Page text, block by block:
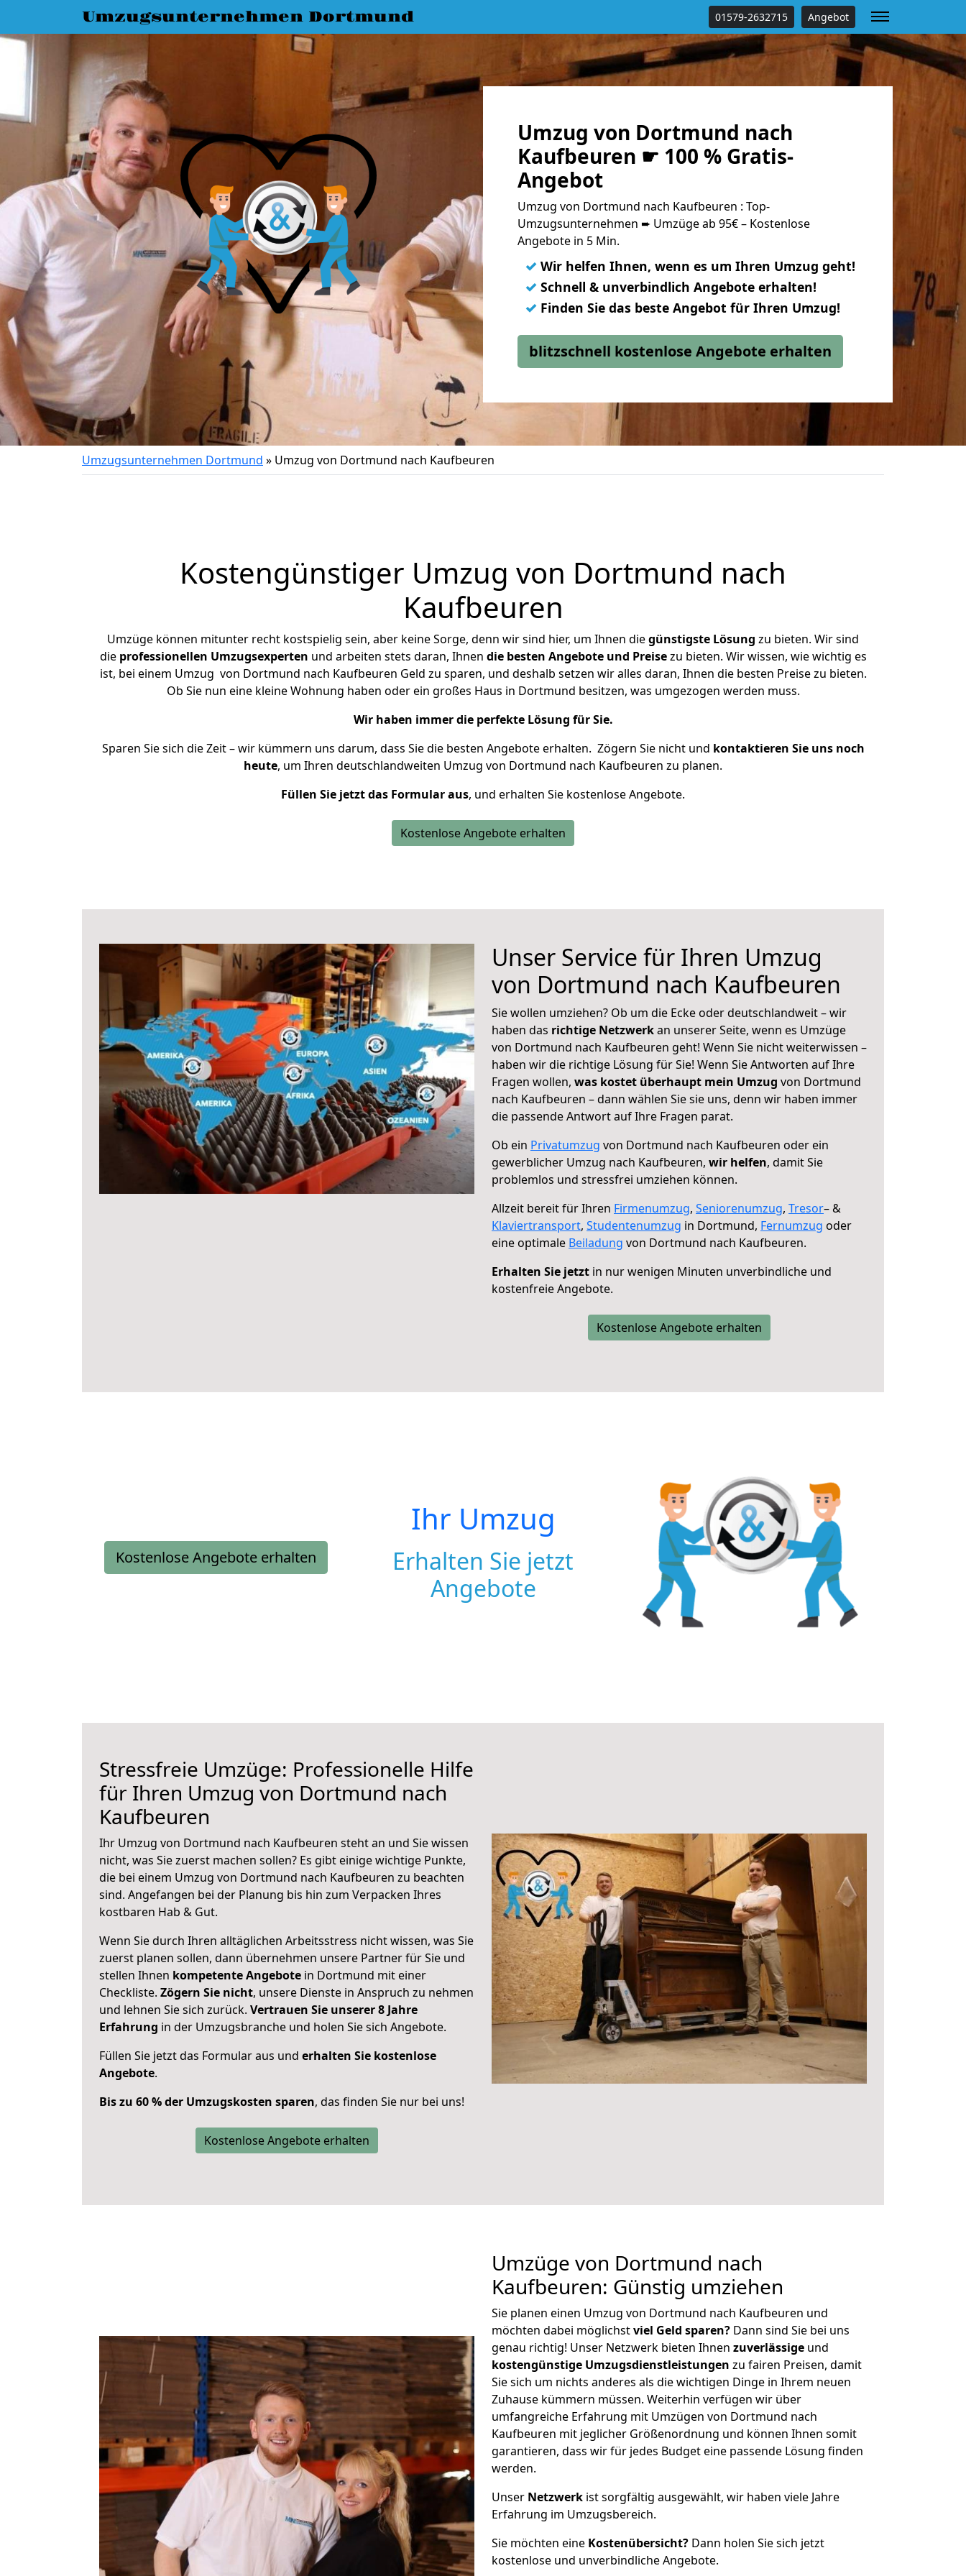
Umzugsunternehmen Dortmund 01579-2632715 Angebot
Umzug von Dortmund nach
Kaufbeuren ☛ 100 % Gratis-
Angebot
Umzug von Dortmund nach Kaufbeuren : Top-
Umzugsunternehmen ➨ Umzüge ab 95€ – Kostenlose
Angebote in 5 Min.
✓ Wir helfen Ihnen, wenn es um Ihren Umzug geht!
✓ Schnell & unverbindlich Angebote erhalten!
✓ Finden Sie das beste Angebot für Ihren Umzug!
blitzschnell kostenlose Angebote erhalten
Umzugsunternehmen Dortmund » Umzug von Dortmund nach Kaufbeuren
Kostengünstiger Umzug von Dortmund nach
Kaufbeuren
Umzüge können mitunter recht kostspielig sein, aber keine Sorge, denn wir sind hier, um Ihnen diegünstigste Lösung zu bieten. Wir sind
die professionellen Umzugsexperten und arbeiten stets daran, Ihnen die besten Angebote und Preisezu bieten. Wir wissen, wie wichtig es
ist, bei einem Umzug von Dortmund nach Kaufbeuren Geld zu sparen, und deshalb setzen wir alles daran, Ihnen die besten Preise zu bieten.
Ob Sie nun eine kleine Wohnung haben oder ein großes Haus in Dortmund besitzen, was umgezogen werden muss.
Wir haben immer die perfekte Lösung für Sie.
Sparen Sie sich die Zeit – wir kümmern uns darum, dass Sie die besten Angebote erhalten. Zögern Sie nicht und kontaktieren Sie uns noch
heute, um Ihren deutschlandweiten Umzug von Dortmund nach Kaufbeuren zu planen.
Füllen Sie jetzt das Formular aus, und erhalten Sie kostenlose Angebote.
Kostenlose Angebote erhalten
Unser Service für Ihren Umzug
von Dortmund nach Kaufbeuren
Sie wollen umziehen? Ob um die Ecke oder deutschlandweit – wir
haben das richtige Netzwerkan unserer Seite, wenn es Umzüge
von Dortmund nach Kaufbeuren geht! Wenn Sie nicht weiterwissen –
haben wir die richtige Lösung für Sie! Wenn Sie Antworten auf Ihre
Fragen wollen, was kostet überhaupt mein Umzug von Dortmund
nach Kaufbeuren – dann wählen Sie sie uns, denn wir haben immer
die passende Antwort auf Ihre Fragen parat.
Ob ein Privatumzug von Dortmund nach Kaufbeuren oder ein
gewerblicher Umzug nach Kaufbeuren, wir helfen, damit Sie
problemlos und stressfrei umziehen können.
Allzeit bereit für Ihren Firmenumzug, Seniorenumzug, Tresor– &
Klaviertransport, Studentenumzug in Dortmund, Fernumzug oder
eine optimale Beiladung von Dortmund nach Kaufbeuren.
Erhalten Sie jetzt in nur wenigen Minuten unverbindliche und
kostenfreie Angebote.
Kostenlose Angebote erhalten
Kostenlose Angebote erhalten
Ihr Umzug
Erhalten Sie jetzt
Angebote
Stressfreie Umzüge: Professionelle Hilfe
für Ihren Umzug von Dortmund nach
Kaufbeuren
Ihr Umzug von Dortmund nach Kaufbeuren steht an und Sie wissen
nicht, was Sie zuerst machen sollen? Es gibt einige wichtige Punkte,
die bei einem Umzug von Dortmund nach Kaufbeuren zu beachten
sind. Angefangen bei der Planung bis hin zum Verpacken Ihres
kostbaren Hab & Gut.
Wenn Sie durch Ihren alltäglichen Arbeitsstress nicht wissen, was Sie
zuerst planen sollen, dann übernehmen unsere Partner für Sie und
stellen Ihnen kompetente Angebote in Dortmund mit einer
Checkliste. Zögern Sie nicht, unsere Dienste in Anspruch zu nehmen
und lehnen Sie sich zurück. Vertrauen Sie unserer 8 Jahre
Erfahrung in der Umzugsbranche und holen Sie sich Angebote.
Füllen Sie jetzt das Formular aus und erhalten Sie kostenlose
Angebote.
Bis zu 60 % der Umzugskosten sparen, das finden Sie nur bei uns!
Kostenlose Angebote erhalten
Umzüge von Dortmund nach
Kaufbeuren: Günstig umziehen
Sie planen einen Umzug von Dortmund nach Kaufbeuren und
möchten dabei möglichstviel Geld sparen? Dann sind Sie bei uns
genau richtig! Unser Netzwerk bieten Ihnen zuverlässige und
kostengünstige Umzugsdienstleistungen zu fairen Preisen, damit
Sie sich um nichts anderes als die wichtigen Dinge in Ihrem neuen
Zuhause kümmern müssen. Weiterhin verfügen wir über
umfangreiche Erfahrung mit Umzügen von Dortmund nach
Kaufbeuren mit jeglicher Größenordnung und können Ihnen somit
garantieren, dass wir für jedes Budget eine passende Lösung finden
werden.
Unser Netzwerk ist sorgfältig ausgewählt, wir haben viele Jahre
Erfahrung im Umzugsbereich.
Sie möchten eine Kostenübersicht? Dann holen Sie sich jetzt
kostenlose und unverbindliche Angebote.